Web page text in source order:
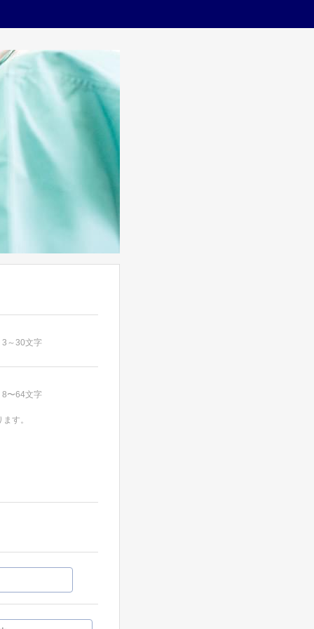
～30文字
〜64文字
す。